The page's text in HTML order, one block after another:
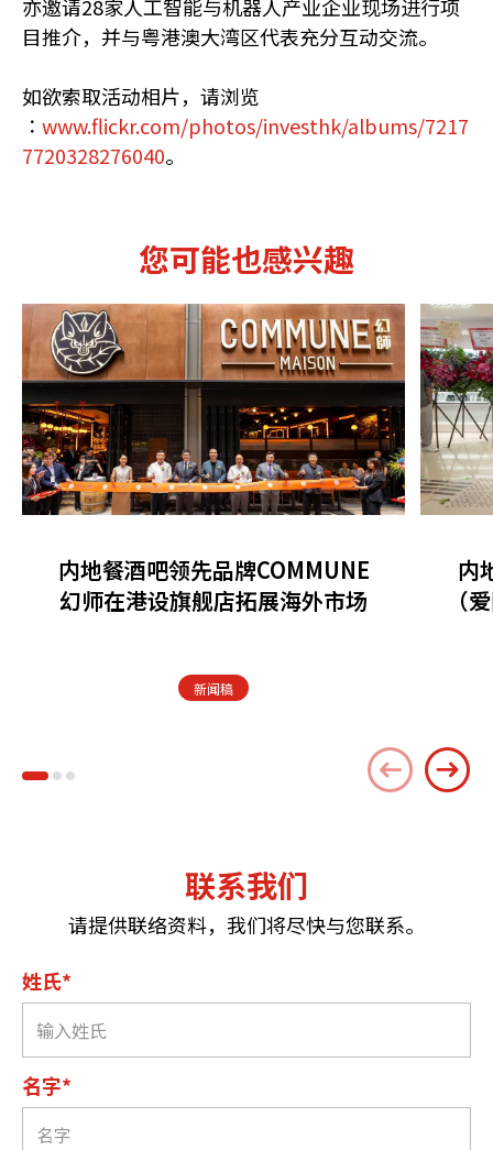
亦邀请28家人工智能与机器人产业企业现场进行项
目推介，并与粤港澳大湾区代表充分互动交流。
如欲索取活动相片，请浏览
∶ www.flickr.com/photos/investhk/albums/7217
7720328276040。
您可能也感兴趣
内地餐酒吧领先品牌COMMUNE
幻师在港设旗舰店拓展海外市场
新闻稿
内
（
联系我们
请提供联络资料，我们将尽快与您联系。
姓氏*
名字*